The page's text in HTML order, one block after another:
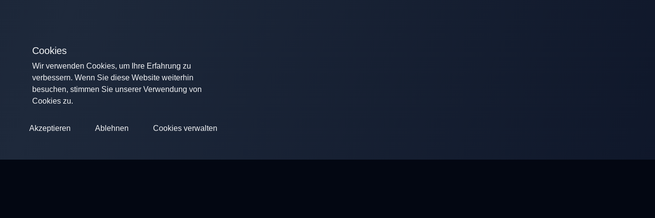
Cookies
Wir verwenden Cookies, um Ihre Erfahrung zu
verbessern. Wenn Sie diese Website weiterhin
besuchen, stimmen Sie unserer Verwendung von
Cookies zu.
Akzeptieren Ablehnen Cookies verwalten